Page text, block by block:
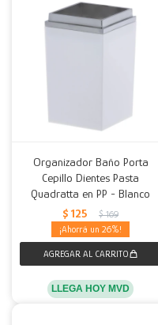
Organizador Baño Porta
Cepillo Dientes Pasta
Quadratta en PP - Blanco
$ 125 $ 169
26
LLEGA HOY MVD